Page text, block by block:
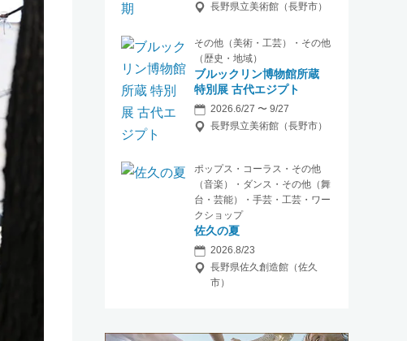
長野県立美術館（長野市）
その他（美術・工芸）・その他
（歴史・地域）
ブルックリン博物館所蔵
特別展 古代エジプト
2026.6/27 〜 9/27
長野県立美術館（長野市）
ポップス・コーラス・その他
（音楽）・ダンス・その他（舞
台・芸能）・手芸・工芸・ワー
クショップ
佐久の夏
2026.8/23
長野県佐久創造館（佐久
市）